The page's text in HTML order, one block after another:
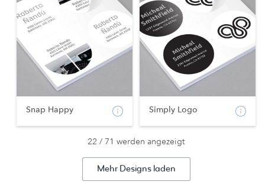
Snap Happy Simply Logo
22 / 71 werden angezeigt
Mehr Designs laden